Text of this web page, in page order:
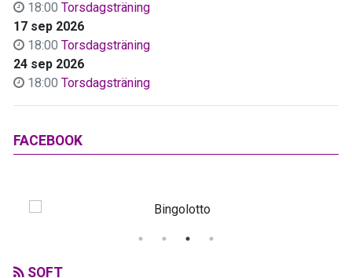
18:00 Torsdagsträning
17 sep 2026
18:00 Torsdagsträning
24 sep 2026
18:00 Torsdagsträning
FACEBOOK
SOFT